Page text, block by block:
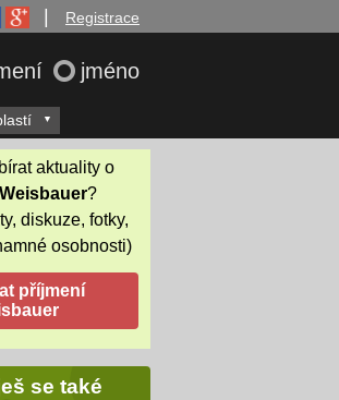
Registrace
jméno
aktuality o
Weisbauer?
diskuze, fotky,
osobnosti)
se také